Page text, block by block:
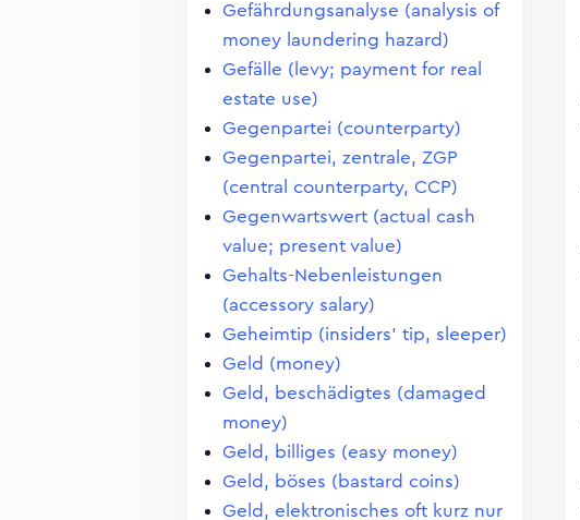
Gefährdungsanalyse (analysis of
money laundering hazard)
Gefälle (levy; payment for real
estate use)
Gegenpartei (counterparty)
Gegenpartei, zentrale, ZGP
(central counterparty, CCP)
Gegenwartswert (actual cash
value; present value)
Gehalts-Nebenleistungen
(accessory salary)
Geheimtip (insiders' tip, sleeper)
Geld (money)
Geld, beschädigtes (damaged
money)
Geld, billiges (easy money)
Geld, böses (bastard coins)
Geld, elektronisches oft kurz nur